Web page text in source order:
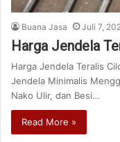
Buana Jasa Juli 7,
Harga Jendela
Harga Jendela Teralis
Jendela Minimalis
Nako Ulir, dan Besi…
Read More »